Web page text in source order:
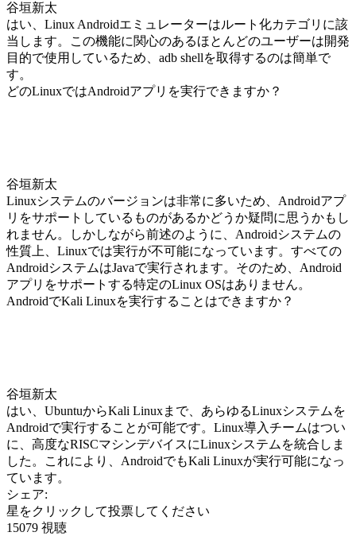
谷垣新太
はい、Linux Androidエミュレーターはルート化カテゴリに該
当します。この機能に関心のあるほとんどのユーザーは開発
目的で使用しているため、adb shellを取得するのは簡単で
す。
どのLinuxではAndroidアプリを実行できますか？
谷垣新太
Linuxシステムのバージョンは非常に多いため、Androidアプ
リをサポートしているものがあるかどうか疑問に思うかもし
れません。しかしながら前述のように、Androidシステムの
性質上、Linuxでは実行が不可能になっています。すべての
AndroidシステムはJavaで実行されます。そのため、Android
アプリをサポートする特定のLinux OSはありません。
AndroidでKali Linuxを実行することはできますか？
谷垣新太
はい、UbuntuからKali Linuxまで、あらゆるLinuxシステムを
Androidで実行することが可能です。Linux導入チームはつい
に、高度なRISCマシンデバイスにLinuxシステムを統合しま
した。これにより、AndroidでもKali Linuxが実行可能になっ
ています。
シェア:
星をクリックして投票してください
15079 視聴